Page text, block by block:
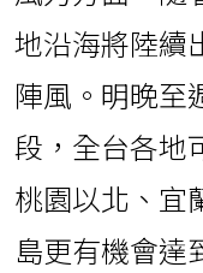
地沿海將陸續
陣風。明晚至
段，全台各地
桃園以北、宜
島更有機會達